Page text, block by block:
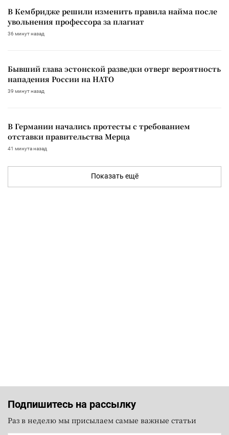
В Кембридже решили изменить правила найма после
увольнения профессора за плагиат
36 минут назад
Бывший глава эстонской разведки отверг вероятность
нападения России на НАТО
39 минут назад
В Германии начались протесты с требованием
отставки правительства Мерца
41 минута назад
Показать ещё
Подпишитесь на рассылку
Раз в неделю мы присылаем самые важные статьи